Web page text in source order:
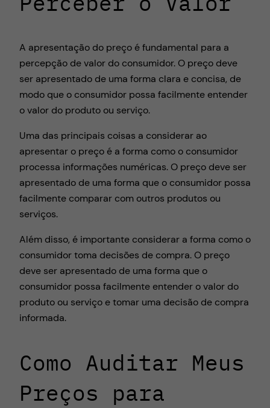
A apresentação do preço é fundamental para a
percepção de valor do consumidor. O preço deve
ser apresentado de uma forma clara e concisa, de
modo que o consumidor possa facilmente entender
o valor do produto ou serviço.
Uma das principais coisas a considerar ao
apresentar o preço é a forma como o consumidor
processa informações numéricas. O preço deve ser
apresentado de uma forma que o consumidor possa
facilmente comparar com outros produtos ou
serviços.
Além disso, é importante considerar a forma como o
consumidor toma decisões de compra. O preço
deve ser apresentado de uma forma que o
consumidor possa facilmente entender o valor do
produto ou serviço e tomar uma decisão de compra
informada.
Como Auditar Meus
Preços para